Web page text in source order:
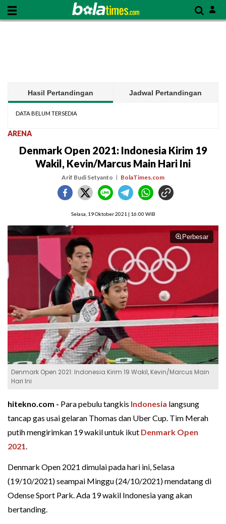
Hasil Pertandingan Jadwal Pertandingan
DATA BELUM TERSEDIA
ARENA
Denmark Open 2021: Indonesia Kirim 19
Wakil, Kevin/Marcus Main Hari Ini
Arif Budi Setyanto BolaTimes.com
Selasa, 19 Oktober 2021 | 16:00 WIB
Perbesar
Denmark Open 2021: Indonesia Kirim 19 Wakil, Kevin/Marcus Main
Hari Ini
hitekno.com - Para pebulu tangkis Indonesia langsung
tancap gas usai gelaran Thomas dan Uber Cup. Tim Merah
putih mengirimkan 19 wakil untuk ikut Denmark Open
2021.
Denmark Open 2021 dimulai pada hari ini, Selasa
(19/10/2021) seampai Minggu (24/10/2021) mendatang di
Odense Sport Park. Ada 19 wakil Indonesia yang akan
bertanding.